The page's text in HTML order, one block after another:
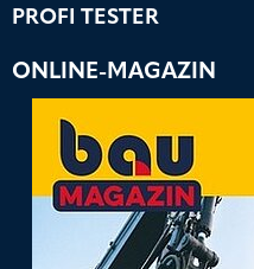
PROFI TESTER
ONLINE-MAGAZIN